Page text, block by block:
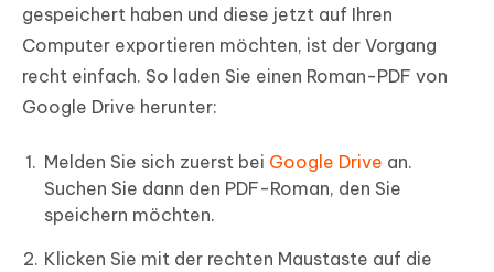
gespeichert haben und diese jetzt auf Ihren
Computer exportieren möchten, ist der Vorgang
recht einfach. So laden Sie einen Roman-PDF von
Google Drive herunter:
Melden Sie sich zuerst bei Google Drive an.
Suchen Sie dann den PDF-Roman, den Sie
speichern möchten.
Klicken Sie mit der rechten Maustaste auf die